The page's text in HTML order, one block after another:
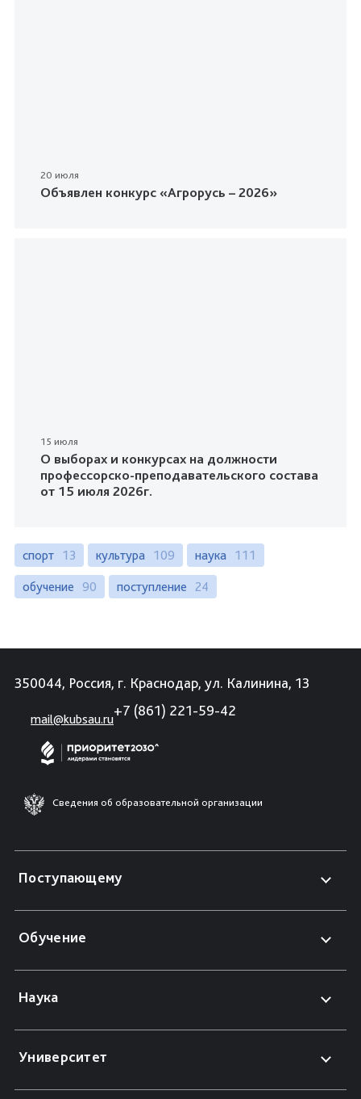
20 июля
Объявлен конкурс «Агрорусь – 2026»
15 июля
О выборах и конкурсах на должности
профессорско-преподавательского состава
от 15 июля 2026г.
спорт 13 культура 109 наука 111
обучение 90 поступление 24
350044, Россия, г. Краснодар, ул. Калинина, 13
mail@kubsau.ru
+7 (861) 221-59-42
Сведения об образовательной организации
Поступающему
Обучение
Наука
Университет